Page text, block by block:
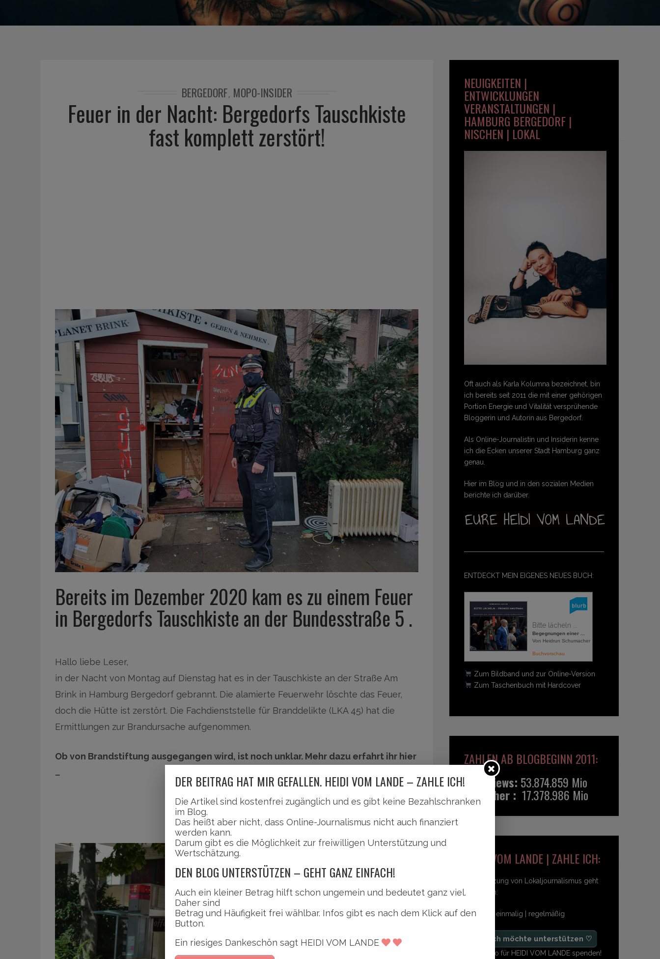
BERGEDORF, MOPO-INSIDER
Feuer in der Nacht: Bergedorfs Tauschkiste
fast komplett zerstört!
Bereits im Dezember 2020 kam es zu einem Feuer
in Bergedorfs Tauschkiste an der Bundesstraße 5 .
Hallo liebe Leser,
in der Nacht von Montag auf Dienstag hat es in der Tauschkiste an der Straße Am
Brink in Hamburg Bergedorf gebrannt. Die alamierte Feuerwehr löschte das Feuer,
doch die Hütte ist zerstört. Die Fachdienststelle für Branddelikte (LKA 45) hat die
Ermittlungen zur Brandursache aufgenommen.
Ob von Brandstiftung ausgegangen wird, ist noch unklar. Mehr dazu erfahrt ihr hier
…
NEUIGKEITEN |
ENTWICKLUNGEN
VERANSTALTUNGEN |
HAMBURG BERGEDORF |
NISCHEN | LOKAL
Oft auch als Karla Kolumna bezeichnet, bin
ich bereits seit 2011 die mit einer gehörigen
Portion Energie und Vitalität versprühende
Bloggerin und Autorin aus Bergedorf.
Als Online-Journalistin und Insiderin kenne
ich die Ecken unserer Stadt Hamburg ganz
genau.
Hier im Blog und in den sozialen Medien
berichte ich darüber.
ENTDECKT MEIN EIGENES NEUES BUCH:
Bitte lächeln ...
Begegnungen einer ...
Von Heidrun Schumacher
Buchvorschau
Zum Bildband und zur Online-Version
Zum Taschenbuch mit Hardcover
ZAHLEN AB BLOGBEGINN 2011:
Pageviews: 53.874.859 Mio
Besucher : 17.378.986 Mio
HEIDI VOM LANDE | ZAHLE ICH:
Unterstützung von Lokaljournalismus geht
so einfach:
freiwillig | einmalig | regelmäßig
♡ Ja, ich möchte unterstützen ♡
Ab 1,- Euro für HEIDI VOM LANDE spenden!
DER BEITRAG HAT MIR GEFALLEN. HEIDI VOM LANDE – ZAHLE ICH!
Die Artikel sind kostenfrei zugänglich und es gibt keine Bezahlschranken
im Blog.
Das heißt aber nicht, dass Online-Journalismus nicht auch finanziert
werden kann.
Darum gibt es die Möglichkeit zur freiwilligen Unterstützung und
Wertschätzung.
DEN BLOG UNTERSTÜTZEN – GEHT GANZ EINFACH!
Auch ein kleiner Betrag hilft schon ungemein und bedeutet ganz viel.
Daher sind
Betrag und Häufigkeit frei wählbar. Infos gibt es nach dem Klick auf den
Button.
Ein riesiges Dankeschön sagt HEIDI VOM LANDE